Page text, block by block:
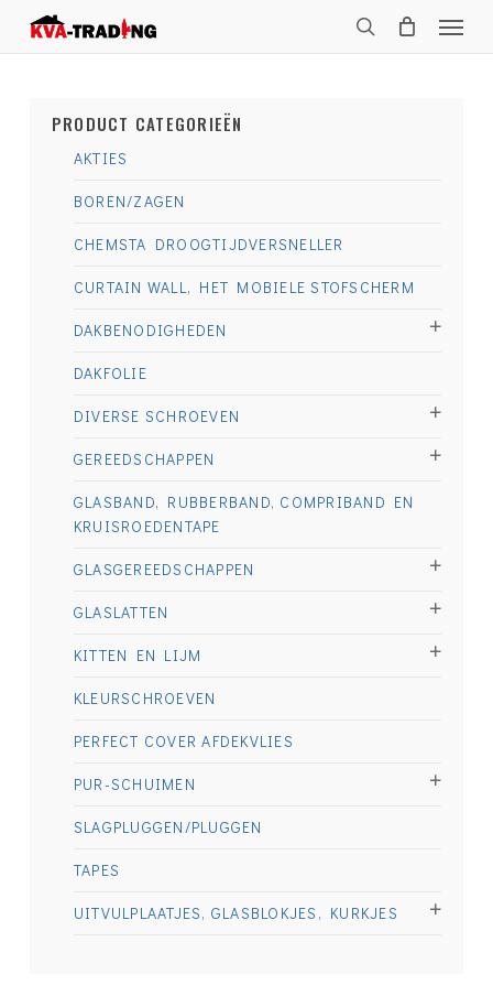
Menu
PRODUCT CATEGORIEËN
AKTIES
BOREN/ZAGEN
CHEMSTA DROOGTIJDVERSNELLER
CURTAIN WALL, HET MOBIELE STOFSCHERM
DAKBENODIGHEDEN
DAKFOLIE
DIVERSE SCHROEVEN
GEREEDSCHAPPEN
GLASBAND, RUBBERBAND, COMPRIBAND EN
KRUISROEDENTAPE
GLASGEREEDSCHAPPEN
GLASLATTEN
KITTEN EN LIJM
KLEURSCHROEVEN
PERFECT COVER AFDEKVLIES
PUR-SCHUIMEN
SLAGPLUGGEN/PLUGGEN
TAPES
UITVULPLAATJES, GLASBLOKJES, KURKJES